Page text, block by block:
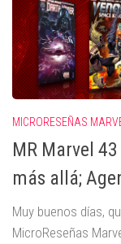
MICRORESEÑAS
MR Marvel
más allá;
Muy buenos días,
MicroReseñas